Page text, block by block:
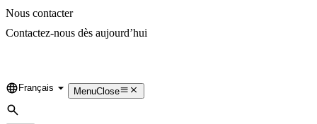
Nous contacter
Contactez-nous dès aujourd’hui
Language
Français MenuClose
Rechercher